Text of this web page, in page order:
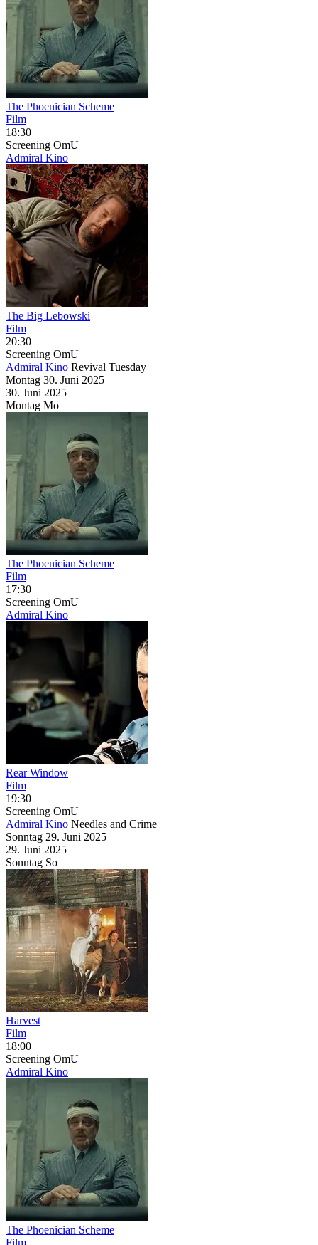
The Phoenician Scheme
Film
18:30
Screening OmU
Admiral Kino
The Big Lebowski
Film
20:30
Screening OmU
Admiral Kino Revival Tuesday
Montag 30. Juni 2025
30. Juni 2025
Montag Mo
The Phoenician Scheme
Film
17:30
Screening OmU
Admiral Kino
Rear Window
Film
19:30
Screening OmU
Admiral Kino Needles and Crime
Sonntag 29. Juni 2025
29. Juni 2025
Sonntag So
Harvest
Film
18:00
Screening OmU
Admiral Kino
The Phoenician Scheme
Film